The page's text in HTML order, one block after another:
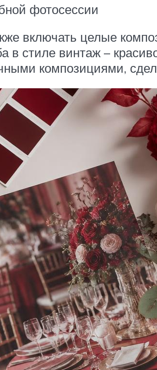
фотосессии
включать целые
в стиле винтаж –
композициями,